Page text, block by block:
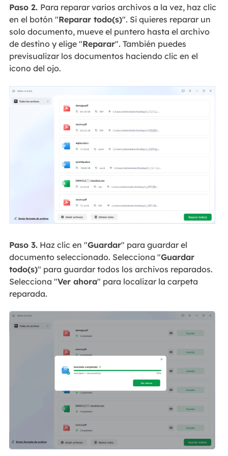
Paso 2. Para reparar varios archivos a la vez, haz clic
en el botón "Reparar todo(s)". Si quieres reparar un
solo documento, mueve el puntero hasta el archivo
de destino y elige "Reparar". También puedes
previsualizar los documentos haciendo clic en el
icono del ojo.
Paso 3.Haz clic en "Guardar" para guardar el
documento seleccionado. Selecciona "Guardar
todo(s)" para guardar todos los archivos reparados.
Selecciona "Ver ahora" para localizar la carpeta
reparada.